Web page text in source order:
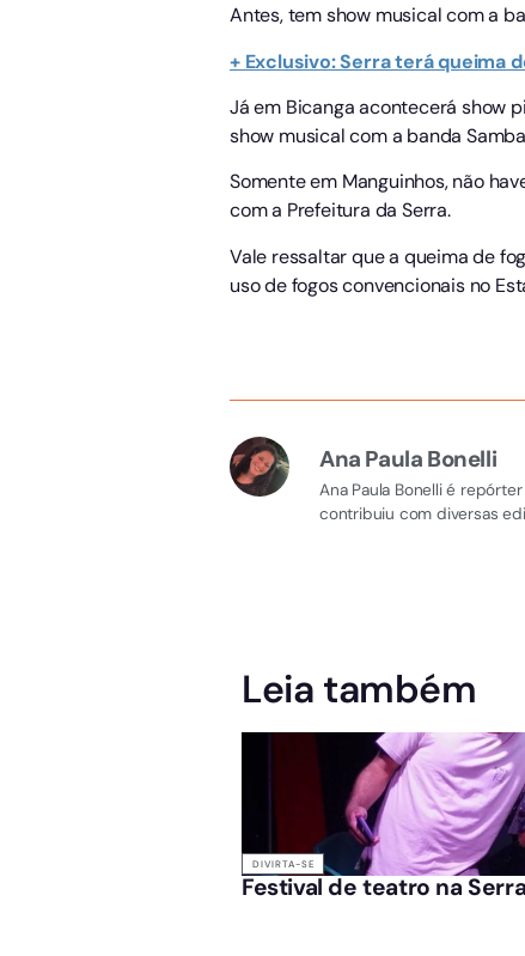
Antes, tem show musical com a
+ Exclusivo: Serra terá queima
Já em Bicanga acontecerá show
show musical com a banda
Somente em Manguinhos, não
com a Prefeitura da Serra.
Vale ressaltar que a queima de
uso de fogos convencionais no
Ana Paula Bonelli
Ana Paula Bonelli é
contribuiu com diversas
Leia também
DIVIRTA-SE
Festival de teatro na